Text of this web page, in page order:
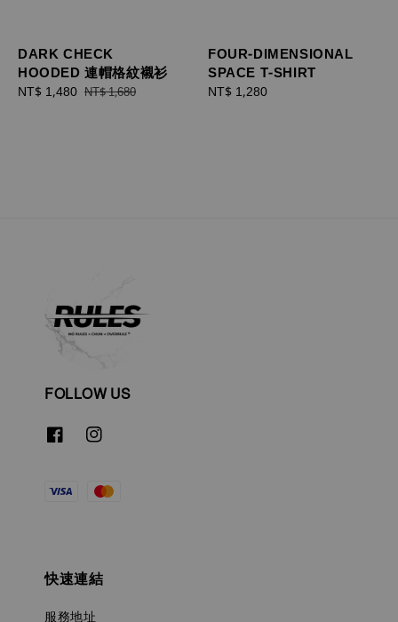
DARK CHECK
HOODED 連帽格紋襯衫
Sale
NT$ 1,480 Regular
NT$ 1,680
FOUR-DIMENSIONAL
SPACE T-SHIRT
Regular
NT$ 1,280
FOLLOW US
快速連結
服務地址